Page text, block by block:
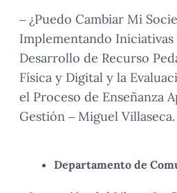
– ¿Puedo Cambiar Mi
Implementando Iniciativas
Desarrollo de Recurso
Física y Digital y la
el Proceso de Enseñanza
Gestión – Miguel Villaseca.
Departamento de